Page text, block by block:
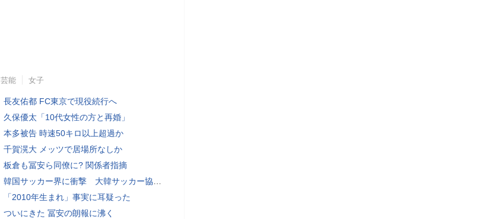
芸能 女子
長友佑都 FC東京で現役続行へ
久保優太「10代女性の方と再婚」
本多被告 時速50キロ以上超過か
千賀滉大 メッツで居場所なしか
板倉も冨安ら同僚に? 関係者指摘
韓国サッカー界に衝撃 大韓サッカー協会に外国人審判への“性的接待”疑惑 韓国メディアが報道
「2010年生まれ」事実に耳疑った
ついにきた 冨安の朗報に沸く